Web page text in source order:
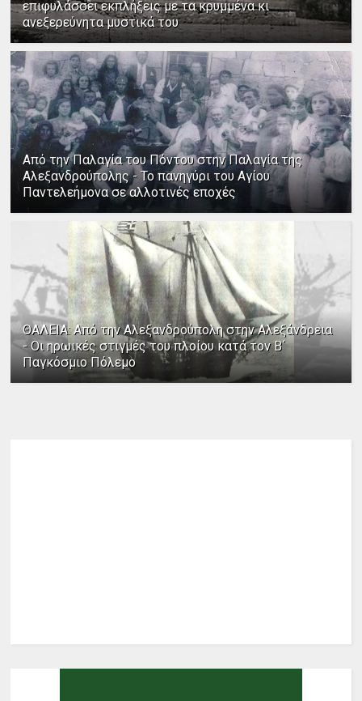
επιφυλάσσει εκπλήξεις με τα κρυμμένα κι
ανεξερεύνητα μυστικά του
Από την Παλαγία του Πόντου στην Παλαγία της
Αλεξανδρούπολης - Το πανηγύρι του Αγίου
Παντελεήμονα σε αλλοτινές εποχές
ΘΑΛΕΙΑ: Από την Αλεξανδρούπολη στην Αλεξάνδρεια
- Οι ηρωικές στιγμές του πλοίου κατά τον Β΄
Παγκόσμιο Πόλεμο